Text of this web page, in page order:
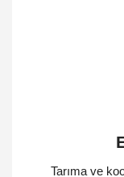
Tarıma ve